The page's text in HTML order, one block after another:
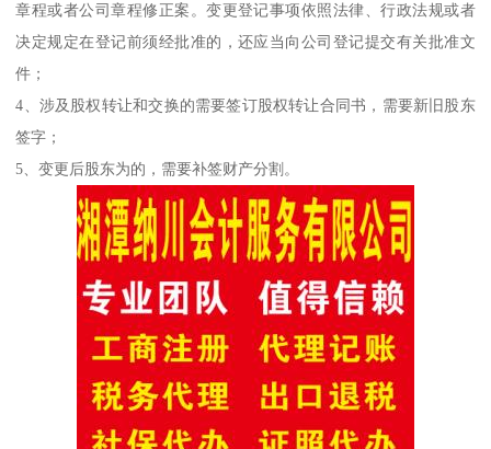
章程或者公司章程修正案。变更登记事项依照法律、行政法规或者
决定规定在登记前须经批准的，还应当向公司登记提交有关批准文
件；
4、涉及股权转让和交换的需要签订股权转让合同书，需要新旧股东
签字；
5、变更后股东为的，需要补签财产分割。